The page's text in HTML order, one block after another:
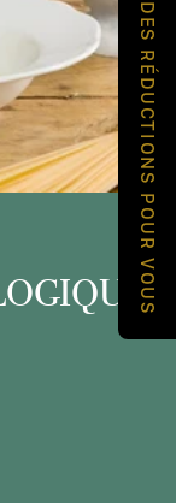
DES RÉDUCTIONS POUR VOUS